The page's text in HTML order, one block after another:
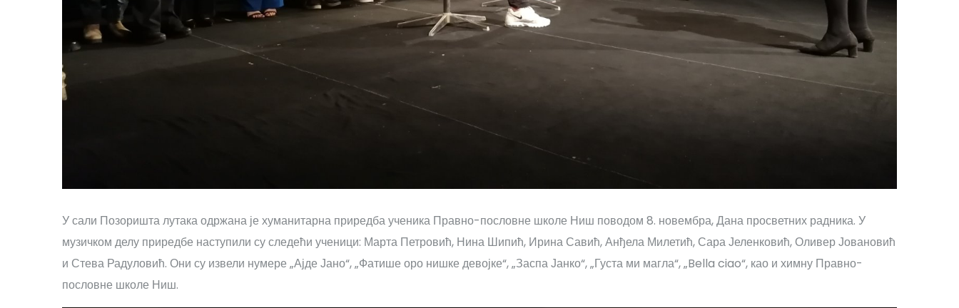
У сали Позоришта лутака одржана је хуманитарна приредба ученика Правно-пословне школе Ниш поводом 8. новембра, Дана просветних радника. У
музичком делу приредбе наступили су следећи ученици: Марта Петровић, Нина Шипић, Ирина Савић, Анђела Милетић, Сара Јеленковић, Оливер Јовановић
и Стева Радуловић. Они су извели нумере „Ајде Јано“, „Фатише оро нишке девојке“, „Заспа Јанко“, „Густа ми магла“, „Bella ciao“, као и химну Правно-
пословне школе Ниш.